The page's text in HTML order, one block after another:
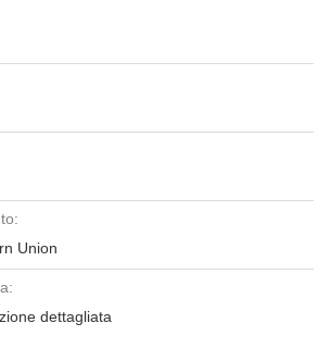
Union
dettagliata